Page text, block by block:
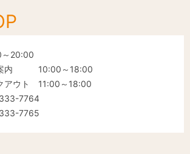
20:00
内 10:00～18:00
アウト 11:00～18:00
7764
7765